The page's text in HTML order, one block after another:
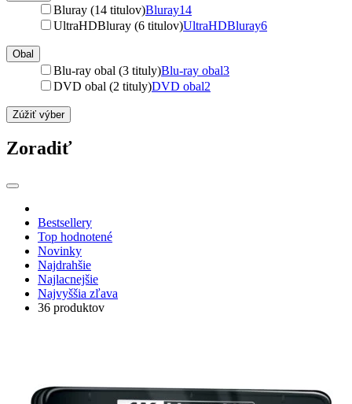
Bluray (14 titulov)Bluray14
UltraHDBluray (6 titulov)UltraHDBluray6
Obal
Blu-ray obal (3 tituly)Blu-ray obal3
DVD obal (2 tituly)DVD obal2
Zúžiť výber
Zoradiť
Bestsellery
Top hodnotené
Novinky
Najdrahšie
Najlacnejšie
Najvyššia zľava
36 produktov